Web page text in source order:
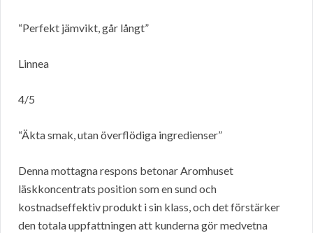
“Perfekt jämvikt, går långt”
Linnea
4/5
“Äkta smak, utan överflödiga ingredienser”
Denna mottagna respons betonar Aromhuset
läskkoncentrats position som en sund och
kostnadseffektiv produkt i sin klass, och det förstärker
den totala uppfattningen att kunderna gör medvetna